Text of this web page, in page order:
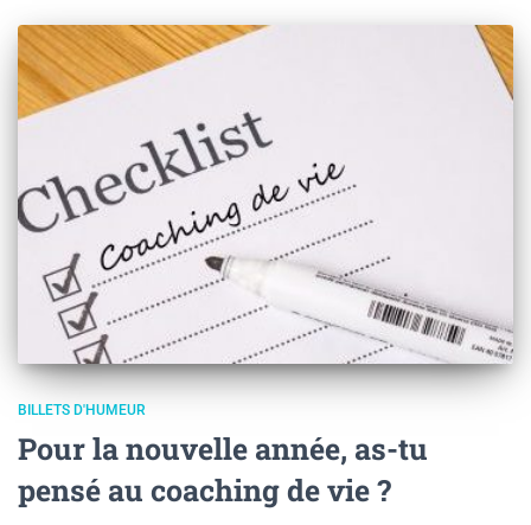
BILLETS D'HUMEUR
Pour la nouvelle année, as-tu
pensé au coaching de vie ?